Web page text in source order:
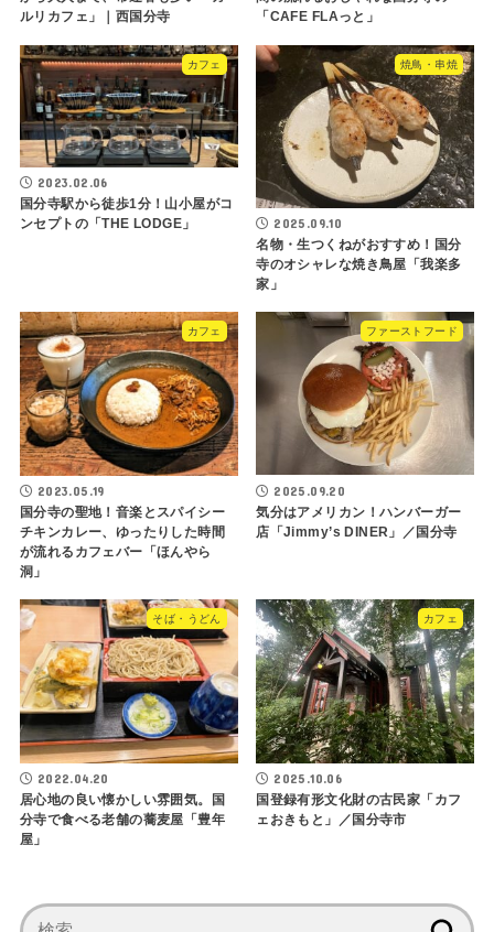
ルリカフェ」｜西国分寺
「CAFE FLAっと」
カフェ
2023.02.06
国分寺駅から徒歩1分！山小屋がコ
ンセプトの「THE LODGE」
焼鳥・串焼
2025.09.10
名物・生つくねがおすすめ！国分
寺のオシャレな焼き鳥屋「我楽多
家」
カフェ
2023.05.19
国分寺の聖地！音楽とスパイシー
チキンカレー、ゆったりした時間
が流れるカフェバー「ほんやら
洞」
ファーストフード
2025.09.20
気分はアメリカン！ハンバーガー
店「Jimmy’s DINER」／国分寺
そば・うどん
2022.04.20
居心地の良い懐かしい雰囲気。国
分寺で食べる老舗の蕎麦屋「豊年
屋」
カフェ
2025.10.06
国登録有形文化財の古民家「カフ
ェおきもと」／国分寺市